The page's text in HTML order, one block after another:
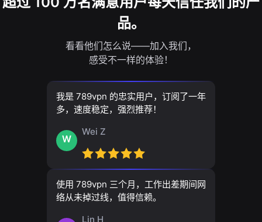
品。
看看他们怎么说——加入我们，
感受不一样的体验！
我是 789vpn 的忠实用户，订阅了一年
多，速度稳定，强烈推荐！
W
Wei Z
使用 789vpn 三个月，工作出差期间网
络从未掉过线，值得信赖。
Lin H